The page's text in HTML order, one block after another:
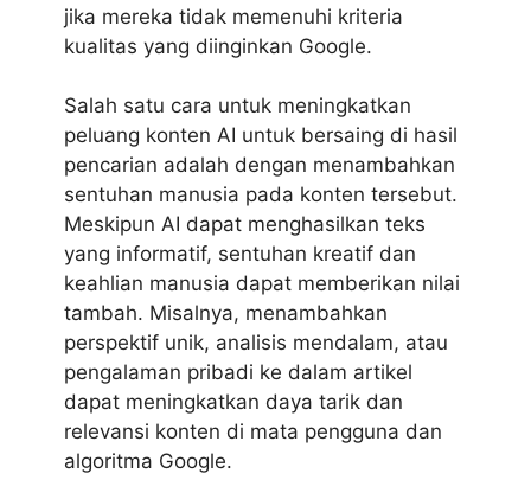
jika mereka tidak memenuhi kriteria
kualitas yang diinginkan Google.
Salah satu cara untuk meningkatkan
peluang konten AI untuk bersaing di hasil
pencarian adalah dengan menambahkan
sentuhan manusia pada konten tersebut.
Meskipun AI dapat menghasilkan teks
yang informatif, sentuhan kreatif dan
keahlian manusia dapat memberikan nilai
tambah. Misalnya, menambahkan
perspektif unik, analisis mendalam, atau
pengalaman pribadi ke dalam artikel
dapat meningkatkan daya tarik dan
relevansi konten di mata pengguna dan
algoritma Google.